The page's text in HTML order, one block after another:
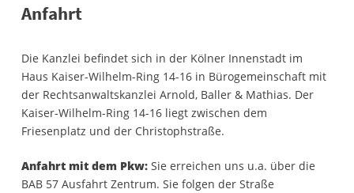
Anfahrt
Die Kanzlei befindet sich in der Kölner Innenstadt im
Haus Kaiser-Wilhelm-Ring 14-16 in Bürogemeinschaft mit
der Rechtsanwaltskanzlei Arnold, Baller & Mathias. Der
Kaiser-Wilhelm-Ring 14-16 liegt zwischen dem
Friesenplatz und der Christophstraße.
Anfahrt mit dem Pkw: Sie erreichen uns u.a. über die
BAB 57 Ausfahrt Zentrum. Sie folgen der Straße